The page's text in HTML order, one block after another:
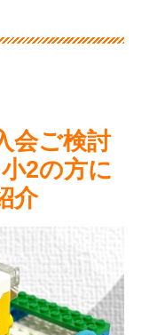
会ご検討
2の方に
介